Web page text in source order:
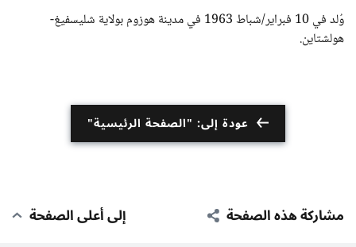
وُلد في 10 فبراير/شباط 1963 في مدينة هوزوم بولاية شليسفيغ-
هولشتاين.
عودة إلى: "الصفحة الرئيسية"
مشاركة هذه الصفحة إلى أعلى الصفحة